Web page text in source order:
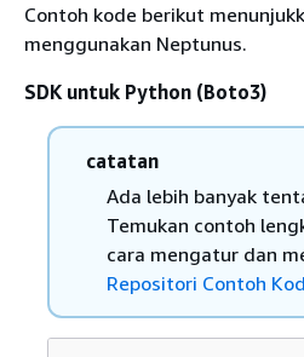
Contoh kode berikut
menggunakan Neptunus.
SDK untuk Python (Boto3)
catatan
Ada lebih banyak
Temukan contoh
cara mengatur dan
Repositori Contoh